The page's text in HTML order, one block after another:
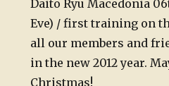
Daito Ryu Macedonia
Eve) / first training on
all our members and
in the new 2012 year.
Christmas!